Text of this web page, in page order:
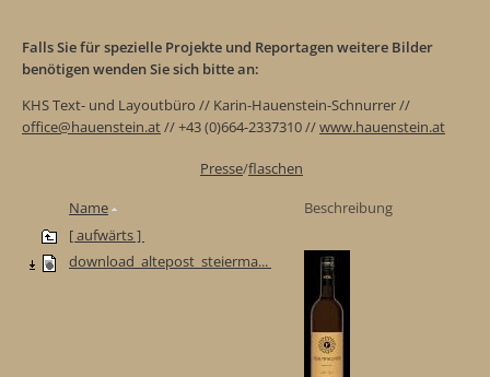
Falls Sie für spezielle Projekte und Reportagen weitere Bilder
benötigen wenden Sie sich bitte an:
KHS Text- und Layoutbüro // Karin-Hauenstein-Schnurrer //
office@hauenstein.at// +43 (0)664-2337310 //www.hauenstein.at
Presse/flaschen
Name
Beschreibung
[ aufwärts ]
download_altepost_steierma...